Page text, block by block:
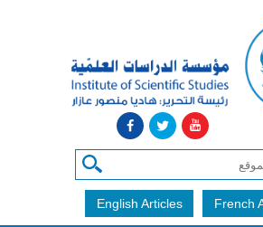
English Articles French